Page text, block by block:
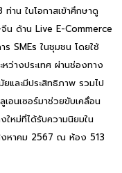
น ในโอกาสเข้าศึกษาดู
จีน ด้าน Live E-Commerce
ร SMEs ในชุมชน โดยใช้
หว่างประเทศ ผ่านช่องทาง
และมีประสิทธิภาพ รวมไป
อนเซอร์มาช่วยขับเคลื่อน
ใหม่ที่ได้รับความนิยมใน
งหาคม 2567 ณ ห้อง 513